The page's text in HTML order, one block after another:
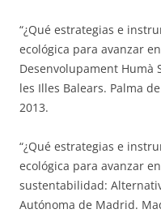
“¿Qué estrategias e
ecológica para avanzar
Desenvolupament Humà
les Illes Balears. Palma
2013.
“¿Qué estrategias e
ecológica para avanzar
sustentabilidad:
Autónoma de Madrid.